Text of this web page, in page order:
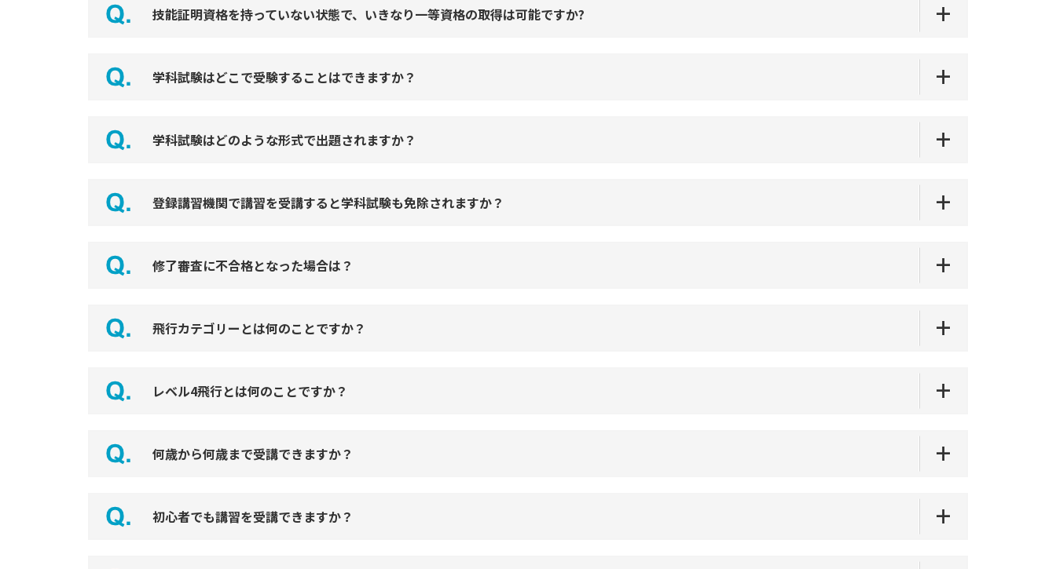
技能証明資格を持っていない状態で、いきなり一等資格の取得は可能ですか?
学科試験はどこで受験することはできますか？
学科試験はどのような形式で出題されますか？
登録講習機関で講習を受講すると学科試験も免除されますか？
修了審査に不合格となった場合は？
飛行カテゴリーとは何のことですか？
レベル4飛行とは何のことですか？
何歳から何歳まで受講できますか？
初心者でも講習を受講できますか？